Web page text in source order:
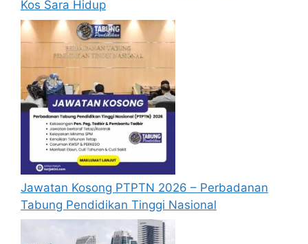
Kos Sara Hidup
Jawatan Kosong PTPTN 2026 – Perbadanan
Tabung Pendidikan Tinggi Nasional